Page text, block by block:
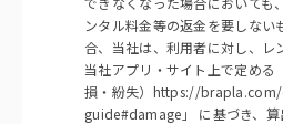
ンタル料金等の返金を要しない
合、当社は、利用者に対し、
当社アプリ・サイト上で定める
損・紛失）https://
guide#damage」 に基づき、